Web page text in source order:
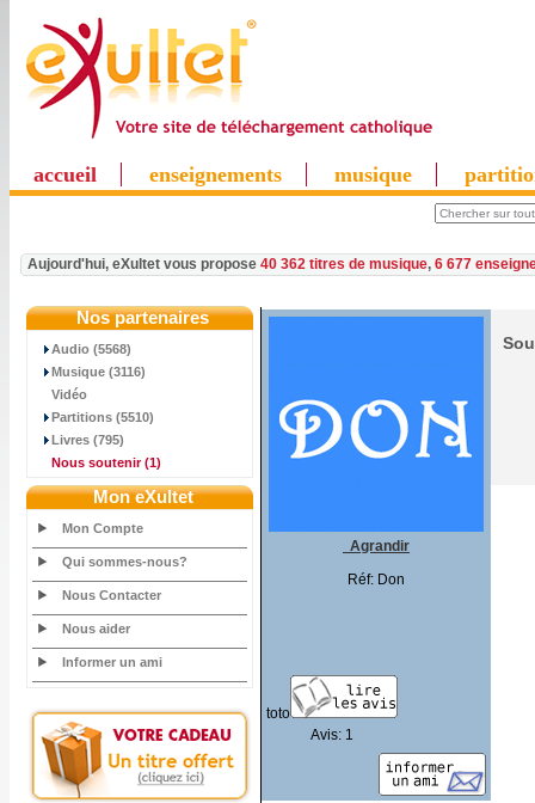
accueil enseignements musique
Aujourd'hui, eXultet vous propose 40 362 titres de musique, 6 677
Nos partenaires
Audio (5568)
Musique (3116)
Vidéo
Partitions (5510)
Livres (795)
Nous soutenir(1)
Mon eXultet
Mon Compte
Qui sommes-nous?
Nous Contacter
Nous aider
Informer un ami
Agrandir
Réf: Don
toto
Avis: 1